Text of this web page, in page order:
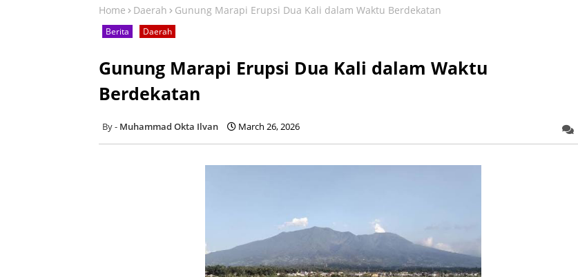
Home Daerah Gunung Marapi Erupsi Dua Kali dalam Waktu Berdekatan
Berita Daerah
Gunung Marapi Erupsi Dua Kali dalam Waktu
Berdekatan
Muhammad Okta Ilvan March 26, 2026